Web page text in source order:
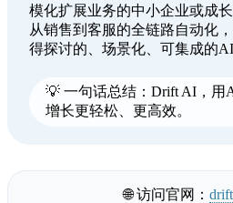
模化扩展业务的中小企业或成
从销售到客服的全链路自动化
得探讨的、场景化、可集成的AI
💡 一句话总结：Drift AI，用
增长更轻松、更高效。
🌐 访问官网：